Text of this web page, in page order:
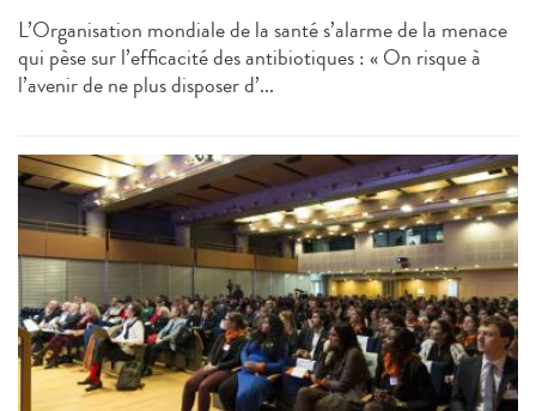
L’Organisation mondiale de la santé s’alarme de la menace
qui pèse sur l’efficacité des antibiotiques : « On risque à
l’avenir de ne plus disposer d’...